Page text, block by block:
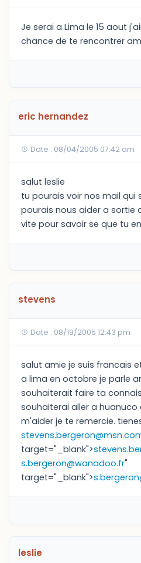
Je serai a Lima le 15 aout
chance de te rencontrer
eric hernandez
Date : 08/04/2005 07:42 am
salut leslie
tu pourais voir nos mail qui
pourais nous aider a sortie
vite pour savoir se que tu
stevens
Date : 08/19/2005 12:43 pm
salut amie je suis francais
a lima en octobre je parle
souhaiterait faire ta
souhaiterai aller a
m'aider je te remercie.
target="_blank">
s.bergeron@wanadoo.fr"
target="_blank">
leslie